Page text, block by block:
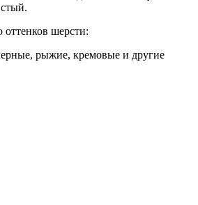
шерсти:
рыжие, кремовые и другие